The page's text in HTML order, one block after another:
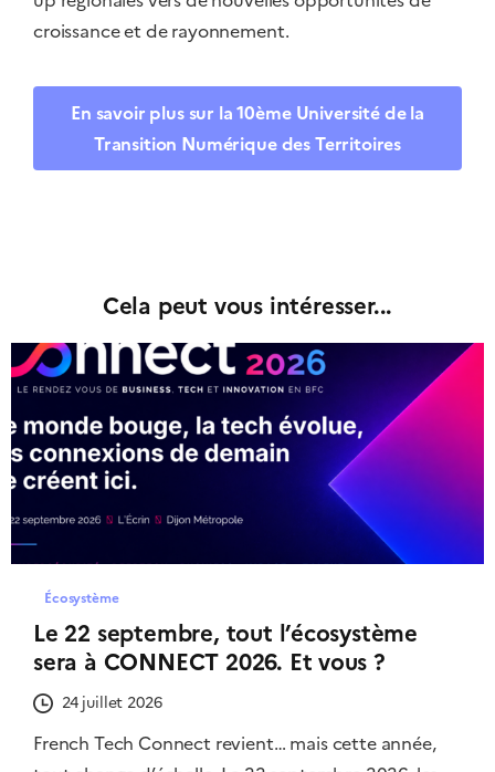
croissance et de rayonnement.
En savoir plus sur la 10ème Université de la
Transition Numérique des Territoires
Cela peut vous intéresser...
Écosystème
Le 22 septembre, tout l’écosystème
sera à CONNECT 2026. Et vous ?
24 juillet 2026
French Tech Connect revient… mais cette année,